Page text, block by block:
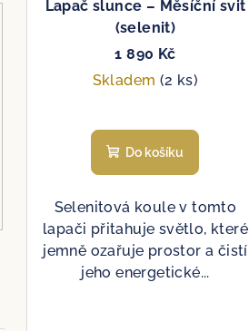
u
Lapač slunce – Měsíční svit
(selenit)
1 890 Kč
Skladem (2 ks)
Do košíku
Selenitová koule v tomto
lapači přitahuje světlo, které
jemně ozařuje prostor a čistí
jeho energetické...